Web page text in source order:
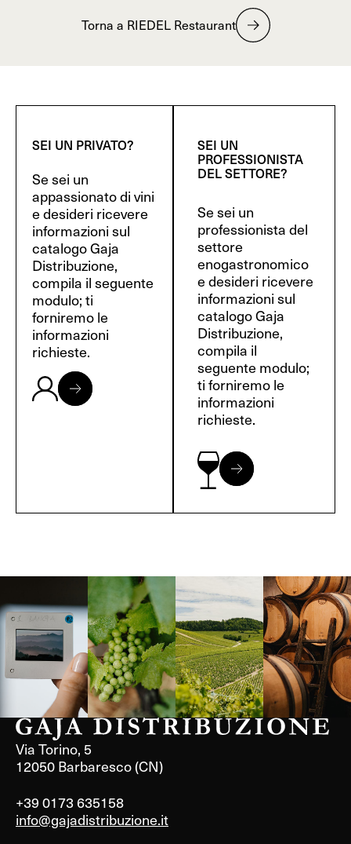
Torna a RIEDEL Restaurant
SEI UN PRIVATO?
Se sei un
appassionato di vini
e desideri ricevere
informazioni sul
catalogo Gaja
Distribuzione,
compila il seguente
modulo; ti
forniremo le
informazioni
richieste.
SEI UN
PROFESSIONISTA
DEL SETTORE?
Se sei un
professionista del
settore
enogastronomico
e desideri ricevere
informazioni sul
catalogo Gaja
Distribuzione,
compila il
seguente modulo;
ti forniremo le
informazioni
richieste.
Borgogna,
Francia
Borgogna,
Francia
Instagram
Via Torino, 5
12050 Barbaresco (CN)
+39 0173 635158
info@gajadistribuzione.it